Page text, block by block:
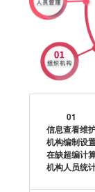
01
信息查看维
机构编制设
在缺超编计
机构人员统